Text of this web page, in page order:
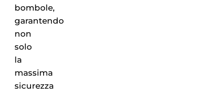
bombole,
garantendo
non
solo
la
massima
sicurezza